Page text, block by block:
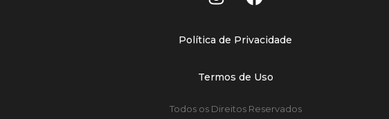
Política de Privacidade
Termos de Uso
Todos os Direitos Reservados